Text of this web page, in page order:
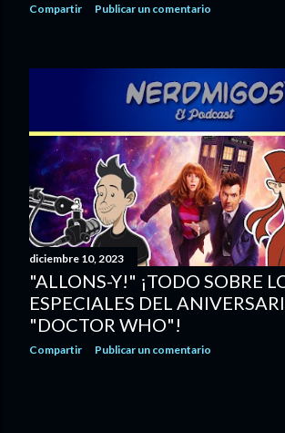
Compartir Publicar un comentario
diciembre 10, 2023
"ALLONS-Y!" ¡TODO SOBRE
ESPECIALES DEL
"DOCTOR WHO"!
Compartir Publicar un comentario